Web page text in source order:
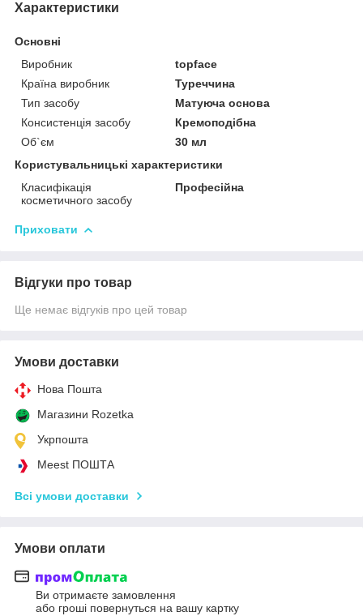
Характеристики
Основні
Виробник
topface
Країна виробник
Туреччина
Тип засобу
Матуюча основа
Консистенція засобу
Кремоподібна
Об`єм
30 мл
Користувальницькі характеристики
Класифікація
косметичного засобу
Професійна
Приховати
Відгуки про товар
Ще немає відгуків про цей товар
Умови доставки
Нова Пошта
Магазини Rozetka
Укрпошта
Meest ПОШТА
Всі умови доставки
Умови оплати
Ви отримаєте замовлення
або гроші повернуться на вашу картку